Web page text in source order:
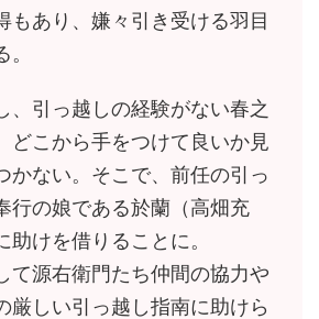
もあり、嫌々引き受ける羽目
、引っ越しの経験がない春之
どこから手をつけて良いか見
かない。そこで、前任の引っ
行の娘である於蘭（高畑充
助けを借りることに。
て源右衛門たち仲間の協力や
厳しい引っ越し指南に助けら